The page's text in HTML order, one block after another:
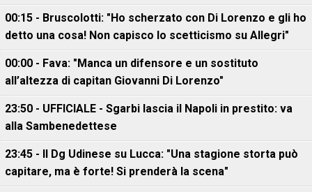
00:15 - Bruscolotti: "Ho scherzato con Di Lorenzo e gli ho
detto una cosa! Non capisco lo scetticismo su Allegri"
00:00 - Fava: "Manca un difensore e un sostituto
all’altezza di capitan Giovanni Di Lorenzo"
23:50 - UFFICIALE - Sgarbi lascia il Napoli in prestito: va
alla Sambenedettese
23:45 - Il Dg Udinese su Lucca: "Una stagione storta può
capitare, ma è forte! Si prenderà la scena"